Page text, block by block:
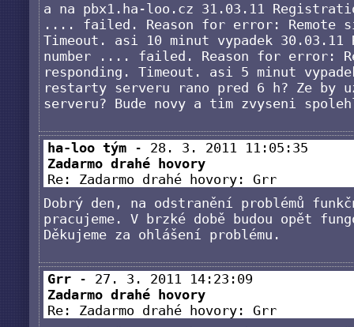
a na pbx1.ha-loo.cz 31.03.11
.... failed. Reason for error: Remote
Timeout. asi 10 minut vypadek
number .... failed. Reason for error:
responding. Timeout. asi 5 minut
restarty serveru rano pred 6 h? Ze by
serveru? Bude novy a tim zvyseni
ha-loo tým - 28. 3. 2011 11:05:35
Zadarmo drahé hovory
Re: Zadarmo drahé hovory: Grr
Dobrý den, na odstranění problémů
pracujeme. V brzké době budou opět
Děkujeme za ohlášení problému.
Grr - 27. 3. 2011 14:23:09
Zadarmo drahé hovory
Re: Zadarmo drahé hovory: Grr